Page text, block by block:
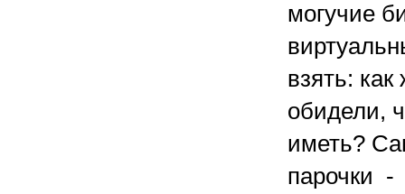
могучие
взять: как
обидели,
иметь?
парочки -